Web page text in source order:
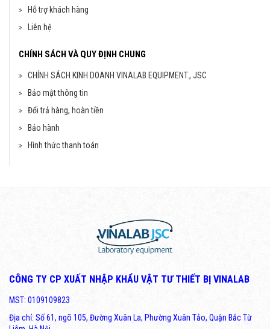
Hỗ trợ khách hàng
Liên hệ
CHÍNH SÁCH VÀ QUY ĐỊNH CHUNG
CHÍNH SÁCH KINH DOANH VINALAB EQUIPMENT., JSC
Bảo mật thông tin
Đổi trả hàng, hoàn tiền
Bảo hành
Hình thức thanh toán
CÔNG TY CP XUẤT NHẬP KHẨU VẬT TƯ THIẾT BỊ VINALAB
MST: 0109109823
Địa chỉ: Số 61, ngõ 105, Đường Xuân La, Phường Xuân Tảo, Quận Bắc Từ